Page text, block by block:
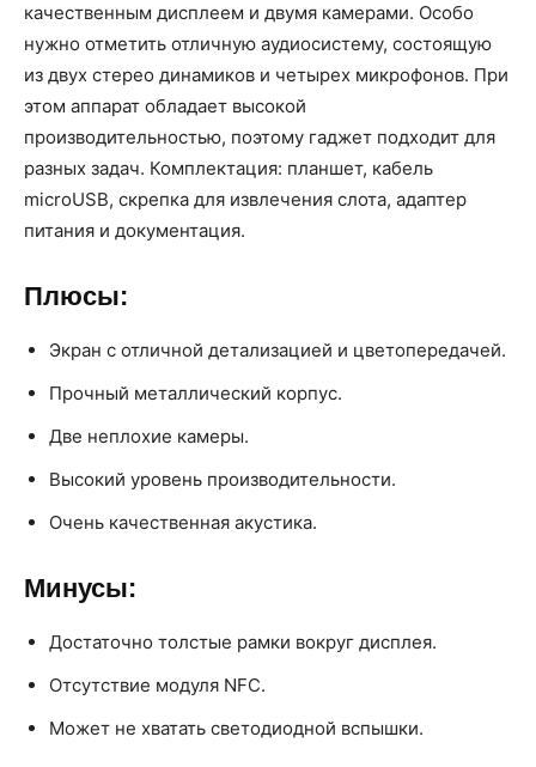
качественным дисплеем и двумя камерами. Особо
нужно отметить отличную аудиосистему, состоящую
из двух стерео динамиков и четырех микрофонов. При
этом аппарат обладает высокой
производительностью, поэтому гаджет подходит для
разных задач. Комплектация: планшет, кабель
microUSB, скрепка для извлечения слота, адаптер
питания и документация.
Плюсы:
Экран с отличной детализацией и цветопередачей.
Прочный металлический корпус.
Две неплохие камеры.
Высокий уровень производительности.
Очень качественная акустика.
Минусы:
Достаточно толстые рамки вокруг дисплея.
Отсутствие модуля NFC.
Может не хватать светодиодной вспышки.